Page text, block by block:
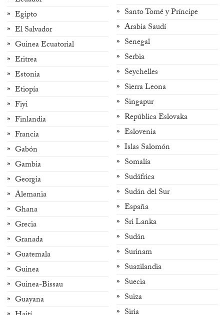
Egipto
El Salvador
Guinea Ecuatorial
Eritrea
Estonia
Etiopía
Fiyi
Finlandia
Francia
Gabón
Gambia
Georgia
Alemania
Ghana
Grecia
Granada
Guatemala
Guinea
Guinea-Bissau
Guayana
Santo Tomé y Príncipe
Arabia Saudí
Senegal
Serbia
Seychelles
Sierra Leona
Singapur
República Eslovaka
Eslovenia
Islas Salomón
Somalía
Sudáfrica
Sudán del Sur
España
Sri Lanka
Sudán
Surinam
Suazilandia
Suecia
Suiza